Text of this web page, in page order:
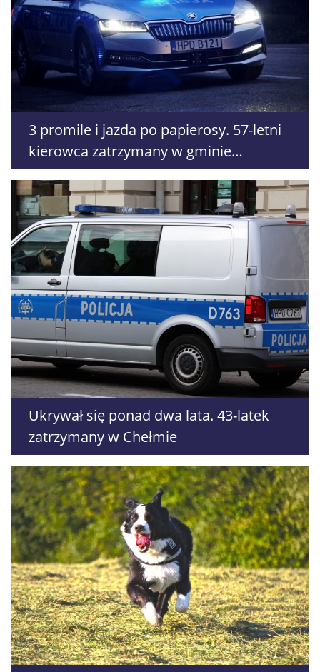
3 promile i jazda po papierosy. 57-letni
kierowca zatrzymany w gminie
Hrubieszów
Ukrywał się ponad dwa lata. 43-latek
zatrzymany w Chełmie